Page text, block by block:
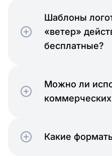
Шаблоны
«ветер»
бесплатные?
Можно ли
Какие